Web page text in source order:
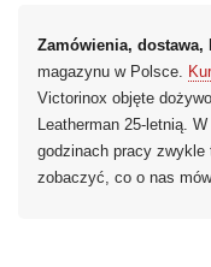
Zamówienia, dostawa,
magazynu w Polsce.
Victorinox objęte
Leatherman 25-letnią.
godzinach pracy
zobaczyć, co o nas